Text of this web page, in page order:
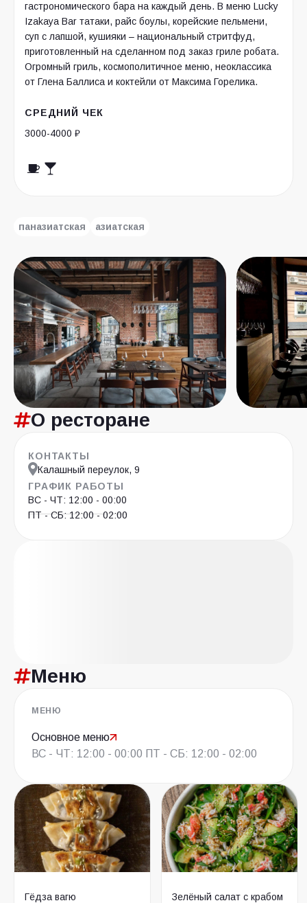
гастрономического бара на каждый день. В меню Lucky
Izakaya Bar татаки, райс боулы, корейские пельмени,
суп с лапшой, кушияки – национальный стритфуд,
приготовленный на сделанном под заказ гриле робата.
Огромный гриль, космополитичное меню, неоклассика
от Глена Баллиса и коктейли от Максима Горелика.
СРЕДНИЙ ЧЕК
3000-4000 ₽
паназиатская азиатская
О ресторане
КОНТАКТЫ
Калашный переулок, 9
ГРАФИК РАБОТЫ
ВС - ЧТ: 12:00 - 00:00
ПТ - СБ: 12:00 - 02:00
Меню
МЕНЮ
Основное меню
ВС - ЧТ: 12:00 - 00:00 ПТ - СБ: 12:00 - 02:00
Гёдза вагю Зелёный салат с крабом